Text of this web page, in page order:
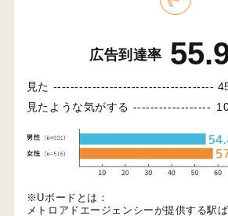
広告到達率
見た -------------------------------------
見たような気がする ------------------
※Uボードとは：
メトロアドエージェンシーが提供する駅